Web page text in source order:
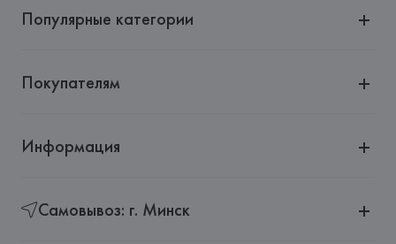
Популярные категории
Покупателям
Информация
Самовывоз: г. Минск